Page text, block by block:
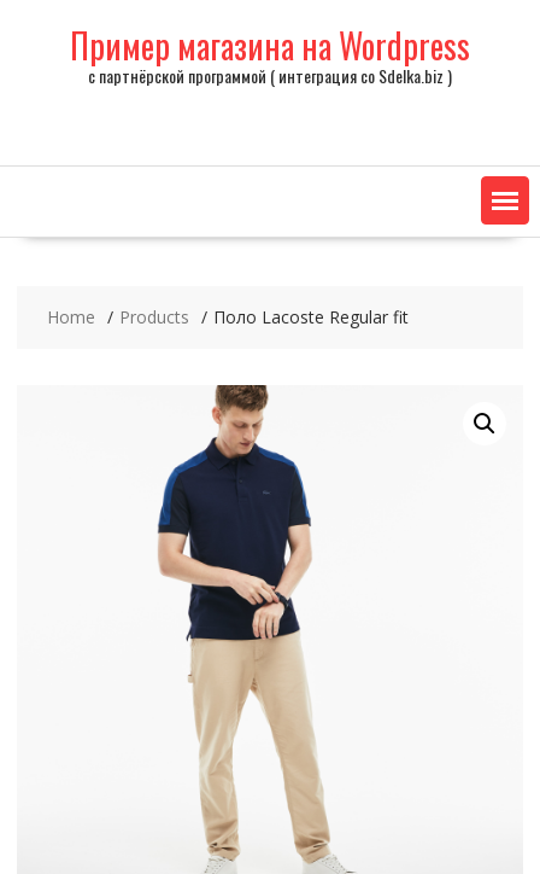
Пример магазина на Wordpress
с партнёрской программой ( интеграция со Sdelka.biz )
Home Products Поло Lacoste Regular fit